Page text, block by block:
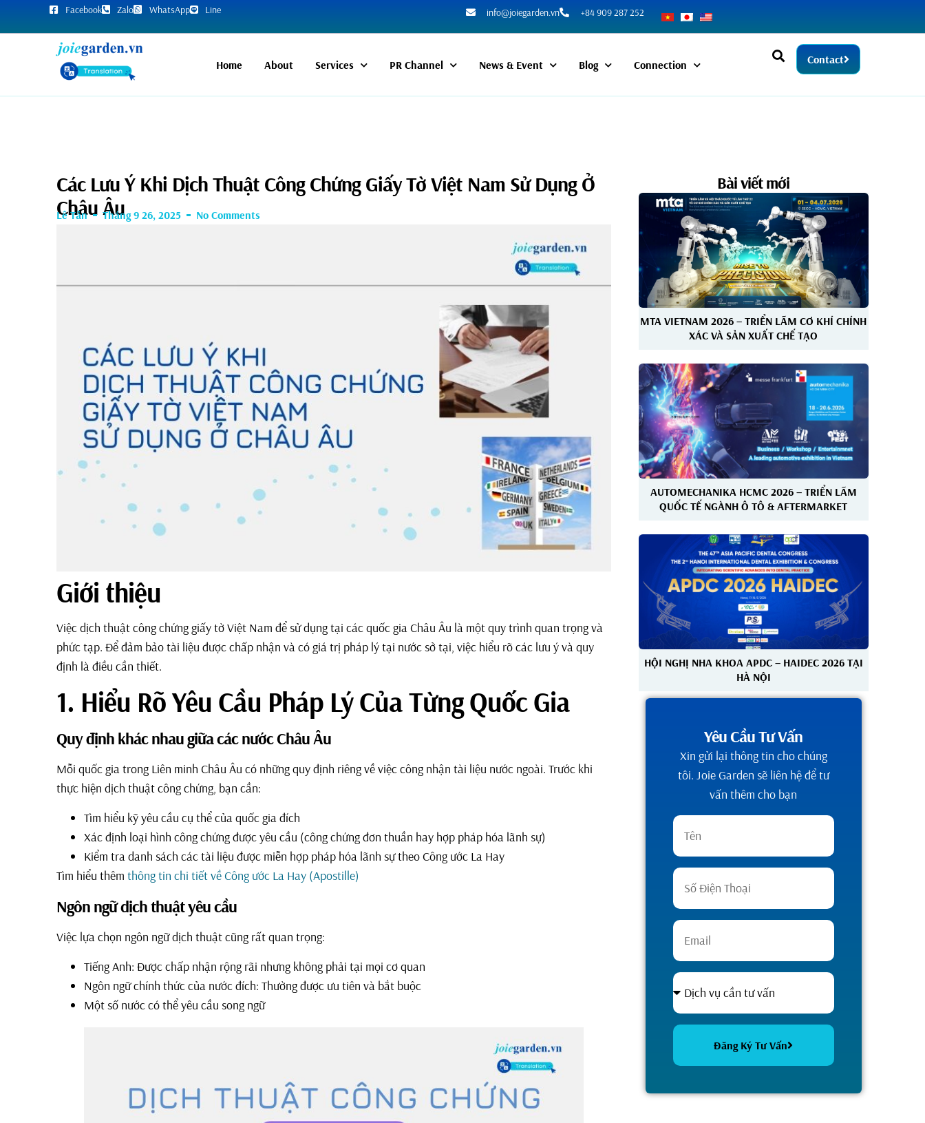
Facebook Zalo WhatsApp Line info@joiegarden.vn +84 909 287 252
Home About Services PR Channel News & Event Blog Connection Contact
Các Lưu Ý Khi Dịch Thuật Công Chứng Giấy Tờ Việt Nam Sử Dụng Ở
Châu Âu
Lê Tân Tháng 9 26, 2025 No Comments
Giới thiệu
Việc dịch thuật công chứng giấy tờ Việt Nam để sử dụng tại các quốc gia Châu Âu là một quy trình quan trọng và
phức tạp. Để đảm bảo tài liệu được chấp nhận và có giá trị pháp lý tại nước sở tại, việc hiểu rõ các lưu ý và quy
định là điều cần thiết.
1. Hiểu Rõ Yêu Cầu Pháp Lý Của Từng Quốc Gia
Quy định khác nhau giữa các nước Châu Âu
Mỗi quốc gia trong Liên minh Châu Âu có những quy định riêng về việc công nhận tài liệu nước ngoài. Trước khi
thực hiện dịch thuật công chứng, bạn cần:
Tìm hiểu kỹ yêu cầu cụ thể của quốc gia đích
Xác định loại hình công chứng được yêu cầu (công chứng đơn thuần hay hợp pháp hóa lãnh sự)
Kiểm tra danh sách các tài liệu được miễn hợp pháp hóa lãnh sự theo Công ước La Hay
Tìm hiểu thêm thông tin chi tiết về Công ước La Hay (Apostille)
Ngôn ngữ dịch thuật yêu cầu
Việc lựa chọn ngôn ngữ dịch thuật cũng rất quan trọng:
Tiếng Anh: Được chấp nhận rộng rãi nhưng không phải tại mọi cơ quan
Ngôn ngữ chính thức của nước đích: Thường được ưu tiên và bắt buộc
Một số nước có thể yêu cầu song ngữ
Bài viết mới
MTA VIETNAM 2026 – TRIỂN LÃM CƠ KHÍ CHÍNH
XÁC VÀ SẢN XUẤT CHẾ TẠO
AUTOMECHANIKA HCMC 2026 – TRIỂN LÃM
QUỐC TẾ NGÀNH Ô TÔ & AFTERMARKET
HỘI NGHỊ NHA KHOA APDC – HAIDEC 2026 TẠI
HÀ NỘI
Yêu Cầu Tư Vấn
Xin gửi lại thông tin cho chúng
tôi. Joie Garden sẽ liên hệ để tư
vấn thêm cho bạn
Đăng Ký Tư Vấn